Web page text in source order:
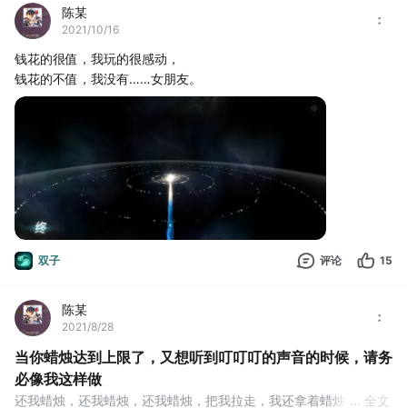
陈某
2021/10/16
钱花的很值，我玩的很感动，
钱花的不值，我没有……女朋友。
双子 评论 15
陈某
2021/8/28
当你蜡烛达到上限了，又想听到叮叮叮的声音的时候，请务
必像我这样做
还我蜡烛，还我蜡烛，还我蜡烛，把我拉走，我还拿着蜡烛嘿嘿，
... 全文